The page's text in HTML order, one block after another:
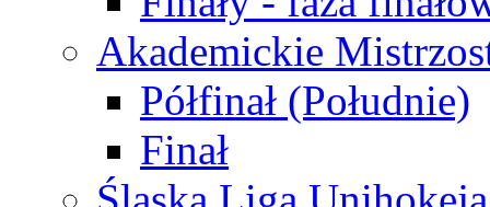
Akademickie
Półfinał (Południe)
Finał